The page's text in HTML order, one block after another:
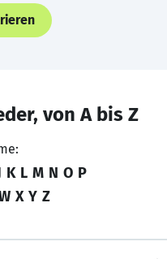
von A bis Z
K L M N O P
X Y Z